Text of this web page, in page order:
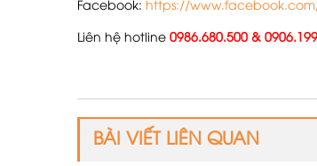
Facebook: https://
Liên hệ hotline 0986.680.500 &
BÀI VIẾT LIÊN QUAN